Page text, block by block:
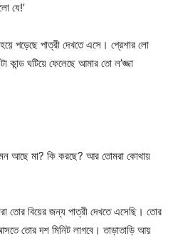
যে!’
পড়েছে পাত্রী দেখতে এসে। প্রেশার লো
ঘটিয়ে ফেলেছে আমার তো ল’জ্জা
আছে মা? কি করছে? আর তোমরা কোথায়
তোর বিয়ের জন্য পাত্রী দেখতে এসেছি। তোর
তোর দশ মিনিট লাগবে। তাড়াতাড়ি আয়